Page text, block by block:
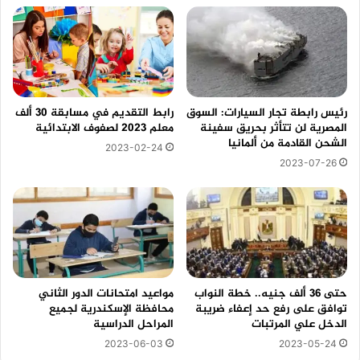
رئيس رابطة تجار السيارات: السوق
المصرية لن تتأثر بحريق سفينة
الشحن القادمة من ألمانيا
2023-07-26
رابط التقديم في مسابقة 30 ألف
معلم 2023 لصفوف الابتدائية
2023-02-24
حتى 36 ألف جنيه.. خطة النواب
توافق على رفع حد إعفاء ضريبة
الدخل علي المرتبات
2023-05-24
مواعيد امتحانات الدور الثاني
محافظة الإسكندرية لجميع
المراحل الدراسية
2023-06-03